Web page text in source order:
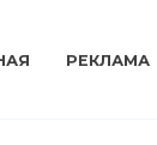
РЕКЛАМА